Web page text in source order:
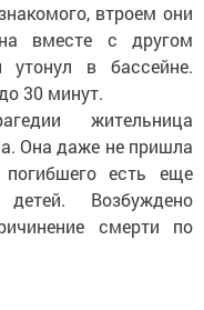
втроем они
вместе с другом
утонул в бассейне.
30 минут.
жительница
Она даже не пришла
есть еще
детей. Возбуждено
смерти по